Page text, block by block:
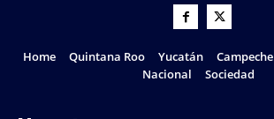
Home Quintana Roo Yucatán Campeche
Nacional
Sociedad